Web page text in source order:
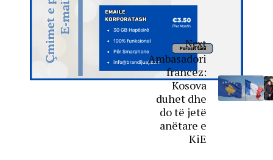
Next
Ambasadori
francez:
Kosova
duhet dhe
do të jetë
anëtare e
KiE